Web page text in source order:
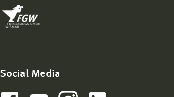
Social Media